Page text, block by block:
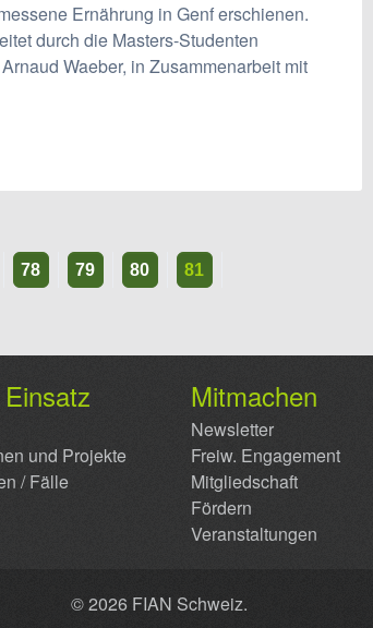
Ernährung in Genf erschienen.
durch die Masters-Studenten
Waeber, in Zusammenarbeit mit
78 79 80 81
und Projekte
/ Fälle
Mitmachen
Newsletter
Freiw. Engagement
Mitgliedschaft
Fördern
Veranstaltungen
© 2026 FIAN Schweiz.